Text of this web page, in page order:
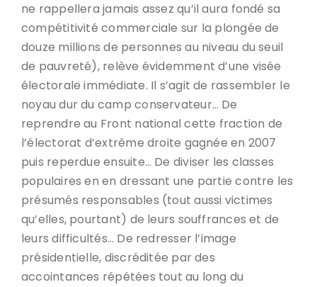
ne rappellera jamais assez qu’il aura fondé sa
compétitivité commerciale sur la plongée de
douze millions de personnes au niveau du seuil
de pauvreté), relève évidemment d’une visée
électorale immédiate. Il s’agit de rassembler le
noyau dur du camp conservateur… De
reprendre au Front national cette fraction de
l’électorat d’extrême droite gagnée en 2007
puis reperdue ensuite… De diviser les classes
populaires en en dressant une partie contre les
présumés responsables (tout aussi victimes
qu’elles, pourtant) de leurs souffrances et de
leurs difficultés… De redresser l’image
présidentielle, discréditée par des
accointances répétées tout au long du